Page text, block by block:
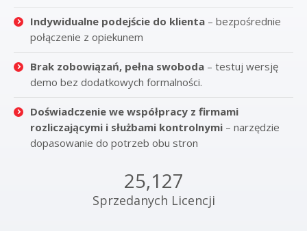
Indywidualne podejście do klienta – bezpośrednie
połączenie z opiekunem
Brak zobowiązań, pełna swoboda – testuj wersję
demo bez dodatkowych formalności.
Doświadczenie we współpracy z firmami
rozliczającymi i służbami kontrolnymi – narzędzie
dopasowanie do potrzeb obu stron
25,127
Sprzedanych Licencji